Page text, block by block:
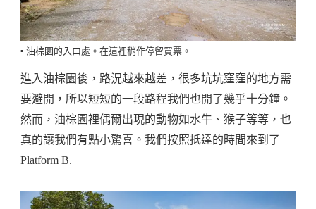
▪️ 油棕園的入口處。在這裡稍作停留買票。
進入油棕園後，路況越來越差，很多坑坑窪窪的地方需
要避開，所以短短的一段路程我們也開了幾乎十分鐘。
然而，油棕園裡偶爾出現的動物如水牛、猴子等等，也
真的讓我們有點小驚喜。我們按照抵達的時間來到了
Platform B.